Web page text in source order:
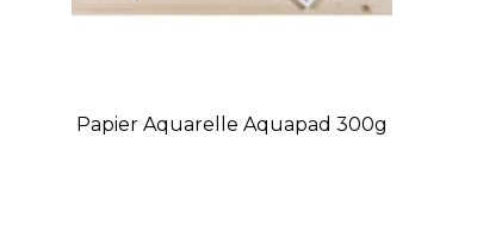
Papier Aquarelle Aquapad 300g